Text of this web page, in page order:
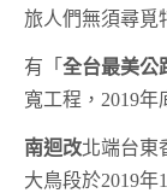
旅人們無須尋覓
有「 全台最美公
寬工程，2019年
南迴改北端台東
大鳥段於2019年